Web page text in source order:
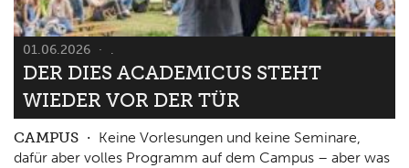
01.06.2026 .
DER DIES ACADEMICUS STEHT
WIEDER VOR DER TÜR
CAMPUS
Keine Vorlesungen und keine Seminare,
dafür aber volles Programm auf dem Campus – aber was